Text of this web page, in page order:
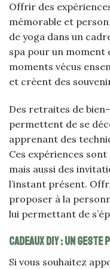
Offrir des
mémorable et
de yoga dans un
spa pour un moment
moments vécus
et créent des
Des retraites de
permettent de se
apprenant des
Ces expériences
mais aussi des
l’instant présent.
proposer à la
lui permettant de
Cadeaux DIY : un
Si vous souhaitez